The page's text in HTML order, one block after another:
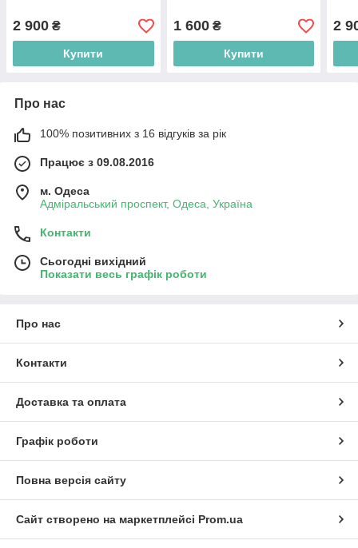
2 900 ₴
Купити
1 600₴
Купити
2
Про нас
100% позитивних з 16 відгуків за рік
Працює з 09.08.2016
м. Одеса
Адміральський проспект, Одеса, Україна
Контакти
Сьогодні вихідний
Показати весь графік роботи
Про нас
Контакти
Доставка та оплата
Графік роботи
Повна версія сайту
Сайт створено на маркетплейсі Prom.ua